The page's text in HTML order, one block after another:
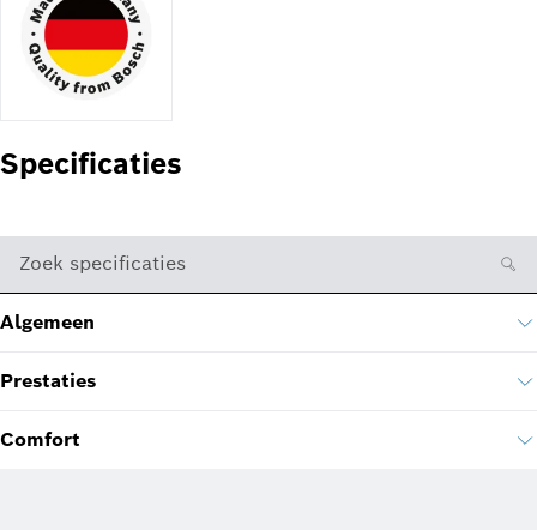
Specificaties
Zoek specificaties
Algemeen
Prestaties
Comfort